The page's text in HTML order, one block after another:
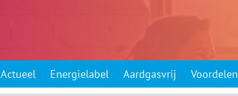
Actueel Energielabel Aardgasvrij Voordelen